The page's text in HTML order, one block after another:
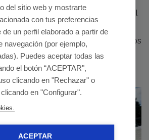
de agua que rotan 360º y que el
o frenar el ritmo como
los otros intentarán esquivar los
juego colaborativo que
y la interacción.
del sitio web y mostrarte
con tus preferencias
de un perfil elaborado a partir de
navegación (por ejemplo,
Puedes aceptar todas las
el botón “ACEPTAR",
clicando en "Rechazar" o
en "Configurar".
ACEPTAR